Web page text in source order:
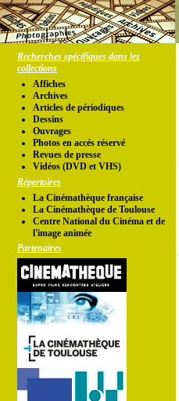
Recherches spécifiques dans les
collections
Affiches
Archives
Articles de périodiques
Dessins
Ouvrages
Photos en accés réservé
Revues de presse
Vidéos (DVD et VHS)
Répertoires
La Cinémathèque française
La Cinémathèque de Toulouse
Centre National du Cinéma et de
l'image animée
Partenaires